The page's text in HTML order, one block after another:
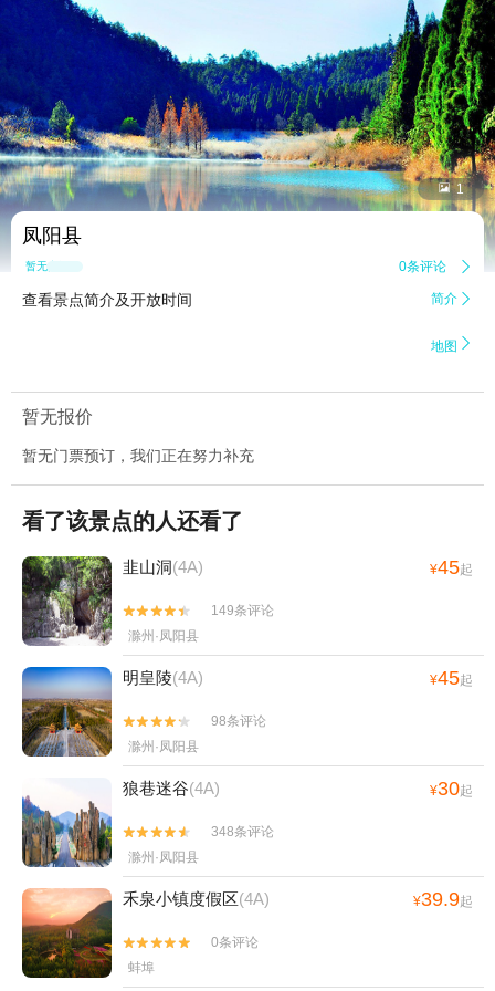
 1
凤阳县
暂无点评 0条评论 
查看景点简介及开放时间 简介 
地图 
暂无报价
暂无门票预订，我们正在努力补充
看了该景点的人还看了
韭山洞(4A) ¥45起


149条评论
滁州·凤阳县
明皇陵(4A) ¥45起


98条评论
滁州·凤阳县
狼巷迷谷(4A) ¥30起


348条评论
滁州·凤阳县
禾泉小镇度假区(4A) ¥39.9起


0条评论
蚌埠